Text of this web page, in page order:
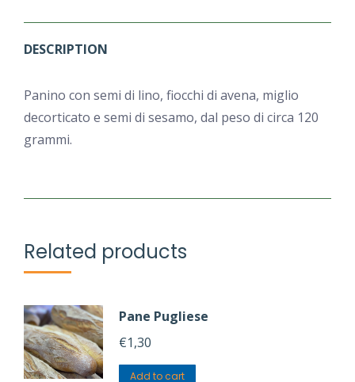
DESCRIPTION
Panino con semi di lino, fiocchi di avena, miglio
decorticato e semi di sesamo, dal peso di circa 120
grammi.
Related products
Pane Pugliese
€1,30
Add to cart